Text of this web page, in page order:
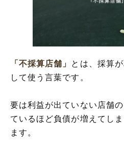
「不採算店舗」の類語
「不採算店舗」 とは、採算
して使う言葉です。
要は利益が出ていない店舗
ているほど負債が増えてし
ます。